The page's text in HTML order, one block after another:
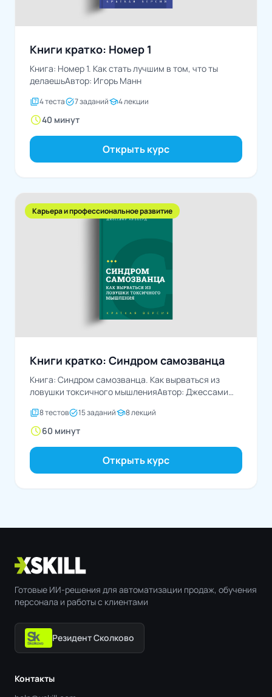
Книги кратко: Номер 1
Книга: Номер 1. Как стать лучшим в том, что ты
делаешьАвтор: Игорь Манн
quiz4 тестаtask_alt7 заданийschool4 лекции
schedule40 минут
Открыть курс
Карьера и профессиональное развитие
Книги кратко: Синдром самозванца
Книга: Синдром самозванца. Как вырваться из
ловушки токсичного мышленияАвтор: Джессами
quiz8 тестовtask_alt15 заданийschool8 лекций
schedule60 минут
Открыть курс
Готовые ИИ-решения для автоматизации продаж, обучения
персонала и работы с клиентами
Резидент Сколково
Контакты